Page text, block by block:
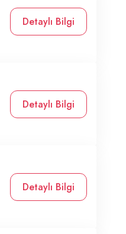
Detaylı Bilgi
Detaylı Bilgi
Detaylı Bilgi